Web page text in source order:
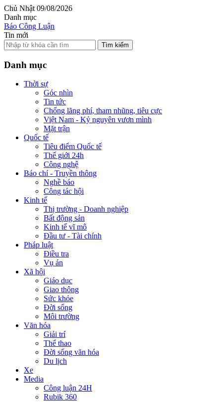
Chủ Nhật 09/08/2026
Danh mục
Báo Công Luận
Tin mới
Tìm kiếm
Danh mục
Thời sự
Góc nhìn
Tin tức
Chống lãng phí, tham nhũng, tiêu cực
Việt Nam - Kỷ nguyên vươn mình
Mặt trận
Quốc tế
Tiêu điểm Quốc tế
Thế giới 24h
Công nghệ
Báo chí - Truyền thông
Nghề báo
Công tác hội
Kinh tế
Thị trường - Doanh nghiệp
Bất động sản
Kinh tế vĩ mô
Đầu tư - Tài chính
Pháp luật
Điều tra
Vụ án
Xã hội
Giáo dục
Giao thông
Sức khỏe
Đời sống
Môi trường
Văn hóa
Giải trí
Thể thao
Đời sống văn hóa
Du lịch
Xe
Media
Công luận 24H
Rubik 360